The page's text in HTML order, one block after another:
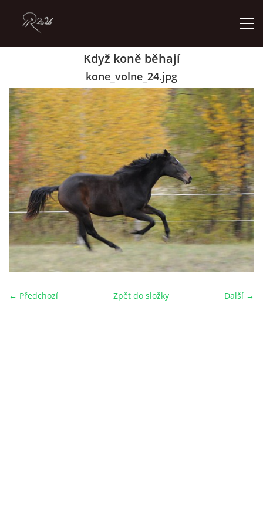
GALERIE
KONTAKT
© 2026 eStránky.cz
Když koně běhají
kone_volne_24.jpg
← Předchozí Další →
Zpět do složky